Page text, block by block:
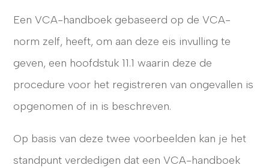
Een VCA-handboek gebaseerd op de VCA-
norm zelf, heeft, om aan deze eis invulling te
geven, een hoofdstuk 11.1 waarin deze de
procedure voor het registreren van ongevallen is
opgenomen of in is beschreven.
Op basis van deze twee voorbeelden kan je het
standpunt verdedigen dat een VCA-handboek